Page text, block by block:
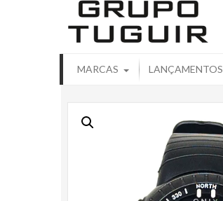
MARCAS LANÇAMENTOS